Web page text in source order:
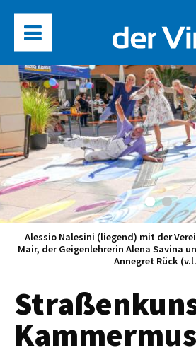
Alessio Nalesini (liegend) mit der
Mair, der Geigenlehrerin Alena Savina
Annegret Rück